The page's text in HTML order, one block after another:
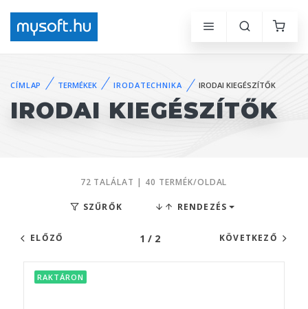
CÍMLAP TERMÉKEK IRODATECHNIKA IRODAI KIEGÉSZÍTŐK
IRODAI KIEGÉSZÍTŐK
72 TALÁLAT | 40 TERMÉK/OLDAL
SZŰRŐK RENDEZÉS
ELŐZŐ 1 / 2 KÖVETKEZŐ
RAKTÁRON